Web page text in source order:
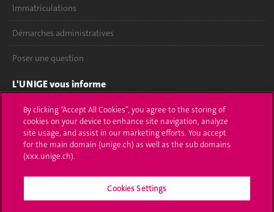
Immatriculations
Démarches administratives
Poser une question
L'UNIGE vous informe
UNIGE Mobile
Médias
Offres d'emploi
By clicking “Accept All Cookies”, you agree to the storing of
cookies on your device to enhance site navigation, analyze
site usage, and assist in our marketing efforts. You accept
for the main domain (unige.ch) as well as the sub domains
(xxx.unige.ch).
Cookies Settings